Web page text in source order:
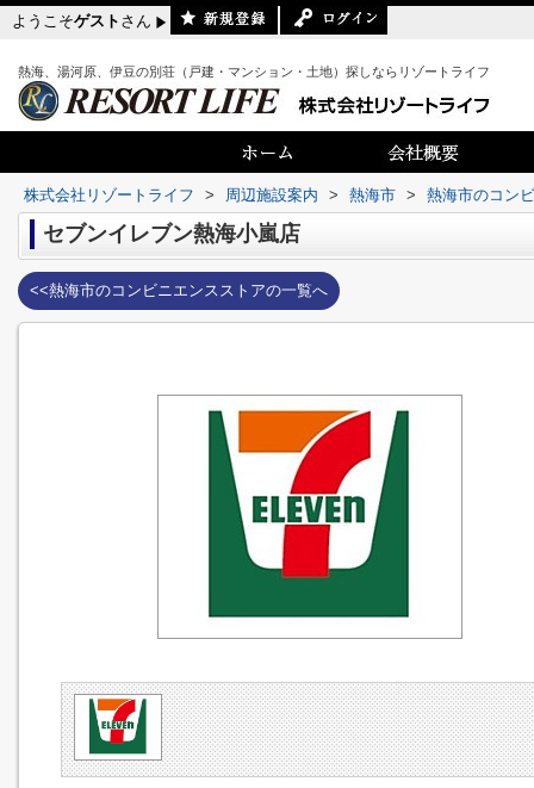
ようこそゲスト さん
熱海、湯河原、伊豆の別荘（戸建・マンション・土地）探しならリゾートライフ
株式会社リゾートライフ > 周辺施設案内 > 熱海市 > 熱海市のコン
セブンイレブン熱海小嵐店
<<熱海市のコンビニエンスストアの一覧へ